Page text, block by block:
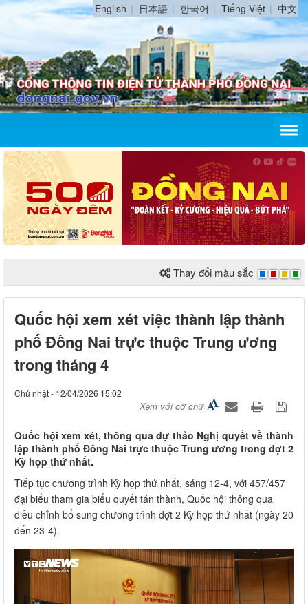
English 日本語 한국어 Tiếng Việt 中文
Thay đổi màu sắc
Quốc hội xem xét việc thành lập thành
phố Đồng Nai trực thuộc Trung ương
trong tháng 4
Chủ nhật - 12/04/2026 15:02
Xem với cỡ chữ
Quốc hội xem xét, thông qua dự thảo Nghị quyết về thành
lập thành phố Đồng Nai trực thuộc Trung ương trong đợt 2
Kỳ họp thứ nhất.
Tiếp tục chương trình Kỳ họp thứ nhất, sáng 12-4, với 457/457
đại biểu tham gia biểu quyết tán thành, Quốc hội thông qua
điều chỉnh bổ sung chương trình đợt 2 Kỳ họp thứ nhất (ngày 20
đến 23-4).